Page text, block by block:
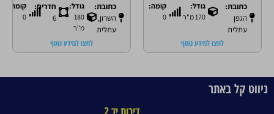
כתובת:
הגפן
עתלית
גודל:
170 מ"ר
קומה:
0
לחצו למידע נוסף
כתובת:
השרון,
עתלית
גודל:
180
מ"ר
חדרים:
6
קומה:
0
לחצו למידע נוסף
ניווט קל באתר